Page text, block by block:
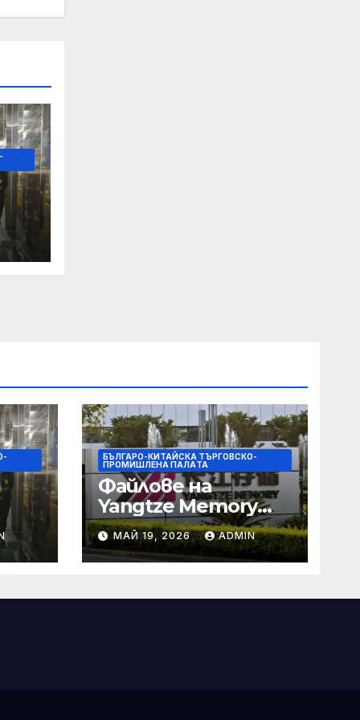
и
и
БЪЛГАРО-КИТАЙСКА ТЪРГОВСКО-
ПРОМИШЛЕНА ПАЛAТА
Файлове на
Yangtze Memory
Technologies
(YMTC) за IPO на
STAR Market
МАЙ 19, 2026 ADMIN